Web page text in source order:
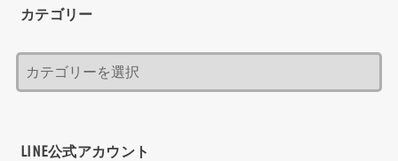
カテゴリー
LINE公式アカウント